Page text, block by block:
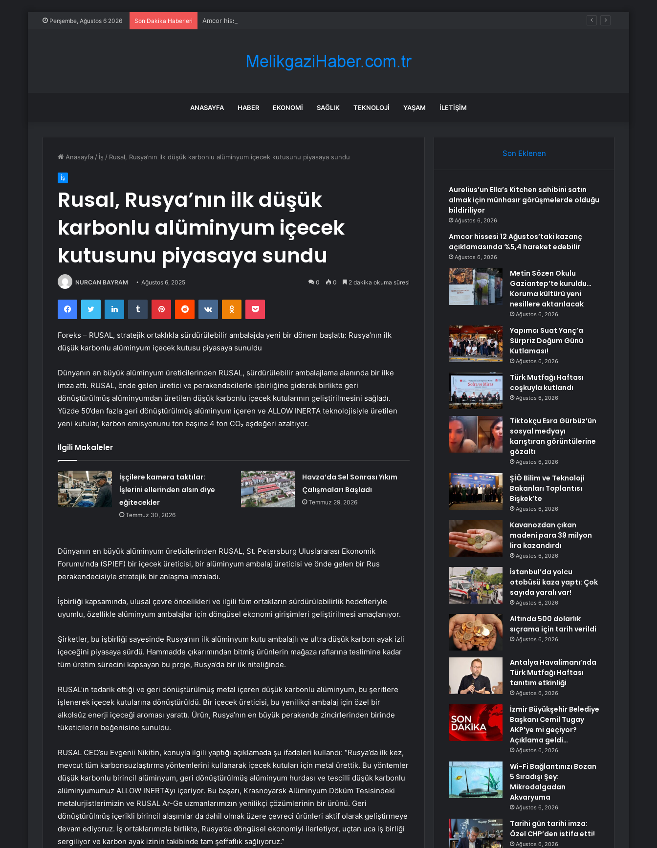
Perşembe, Ağustos 6 2026 Son Dakika Haberleri Amcor hissesi 12 Ağustos’taki kazanç açıklamasında %5,4 hareket edebilir
ANASAYFA HABER EKONOMI SAĞLIK TEKNOLOJI YAŞAM İLETIŞIM
Anasayfa / İş / Rusal, Rusya’nın ilk düşük karbonlu alüminyum içecek kutusunu piyasaya sundu
İş
Rusal, Rusya’nın ilk düşük
karbonlu alüminyum içecek
kutusunu piyasaya sundu
NURCAN BAYRAM Ağustos 6, 2025 0 0 2 dakika okuma süresi
FacebookTwitter LinkedInTumblr PinterestReddit VKontakteOdnoklassniki
Pocket
Foreks – RUSAL, stratejik ortaklıkla sürdürülebilir ambalajda yeni bir dönem başlattı: Rusya’nın ilk
düşük karbonlu alüminyum içecek kutusu piyasaya sunuldu
Dünyanın en büyük alüminyum üreticilerinden RUSAL, sürdürülebilir ambalajlama alanında bir ilke
imza attı. RUSAL, önde gelen üretici ve perakendecilerle işbirliğine giderek birlikte geri
dönüştürülmüş alüminyumdan üretilen düşük karbonlu içecek kutularının geliştirilmesini sağladı.
Yüzde 50’den fazla geri dönüştürülmüş alüminyum içeren ve ALLOW INERTA teknolojisiyle üretilen
yeni kutular, karbon emisyonunu ton başına 4 ton CO₂ eşdeğeri azaltıyor.
İlgili Makaleler
İşçilere kamera taktılar:
İşlerini ellerinden alsın diye
eğitecekler
Temmuz 30, 2026
Havza’da Sel Sonrası Yıkım
Çalışmaları Başladı
Temmuz 29, 2026
Dünyanın en büyük alüminyum üreticilerinden RUSAL, St. Petersburg Uluslararası Ekonomik
Forumu’nda (SPIEF) bir içecek üreticisi, bir alüminyum ambalaj üreticisi ve önde gelen bir Rus
perakendecisiyle stratejik bir anlaşma imzaladı.
İşbirliği kapsamında, ulusal çevre öncelikleri ve ilgili tüm ortakların sürdürülebilirlik hedefleriyle
uyumlu, özellikle alüminyum ambalajlar için döngüsel ekonomi girişimleri geliştirilmesi amaçlanıyor.
Şirketler, bu işbirliği sayesinde Rusya’nın ilk alüminyum kutu ambalajlı ve ultra düşük karbon ayak izli
içeceğini piyasaya sürdü. Hammadde çıkarımından bitmiş ürünlerin mağaza raflarına teslimine kadar
tüm üretim sürecini kapsayan bu proje, Rusya’da bir ilk niteliğinde.
RUSAL’ın tedarik ettiği ve geri dönüştürülmüş metal içeren düşük karbonlu alüminyum, bu şeritlere
işlenerek içecek kutularına dönüştürüldü. Bir içecek üreticisi, bu yenilikçi ambalaj için özel bir
alkolsüz enerji içeceği aroması yarattı. Ürün, Rusya’nın en büyük perakende zincirlerinden birinde
tüketicilerin beğenisine sunuldu.
RUSAL CEO’su Evgenii Nikitin, konuyla ilgili yaptığı açıklamada şu ifadeleri kullandı: “Rusya’da ilk kez,
mevcut tüm karbonsuzlaştırma yöntemlerini kullanarak içecek kutuları için metal ürettik. Bu yöntemler
düşük karbonlu birincil alüminyum, geri dönüştürülmüş alüminyum hurdası ve tescilli düşük karbonlu
alüminyumumuz ALLOW INERTA’yı içeriyor. Bu başarı, Krasnoyarsk Alüminyum Döküm Tesisindeki
metalurjistlerimizin ve RUSAL Ar-Ge uzmanlarımızın yenilikçi çözümlerinin bir ürünü. Geri
dönüştürülmüş içerikli birincil alaşımlar da dahil olmak üzere çevreci ürünleri aktif olarak geliştirmeye
devam ediyoruz. İş ortaklarımızla birlikte, Rusya’da döngüsel ekonomiyi ilerletiyor, uçtan uca iş birliği
sergiliyor ve karbon ayak izinin takibinde tam şeffaflık sağlıyoruz.”
Son Eklenen
Aurelius’un Ella’s Kitchen sahibini satın
almak için münhasır görüşmelerde olduğu
bildiriliyor
Ağustos 6, 2026
Amcor hissesi 12 Ağustos’taki kazanç
açıklamasında %5,4 hareket edebilir
Ağustos 6, 2026
Metin Sözen Okulu
Gaziantep’te kuruldu…
Koruma kültürü yeni
nesillere aktarılacak
Ağustos 6, 2026
Yapımcı Suat Yanç’a
Sürpriz Doğum Günü
Kutlaması!
Ağustos 6, 2026
Türk Mutfağı Haftası
coşkuyla kutlandı
Ağustos 6, 2026
Tiktokçu Esra Gürbüz’ün
sosyal medyayı
karıştıran görüntülerine
gözaltı
Ağustos 6, 2026
ŞİÖ Bilim ve Teknoloji
Bakanları Toplantısı
Bişkek’te
Ağustos 6, 2026
Kavanozdan çıkan
madeni para 39 milyon
lira kazandırdı
Ağustos 6, 2026
İstanbul’da yolcu
otobüsü kaza yaptı: Çok
sayıda yaralı var!
Ağustos 6, 2026
Altında 500 dolarlık
sıçrama için tarih verildi
Ağustos 6, 2026
Antalya Havalimanı’nda
Türk Mutfağı Haftası
tanıtım etkinliği
Ağustos 6, 2026
İzmir Büyükşehir Belediye
Başkanı Cemil Tugay
AKP’ye mi geçiyor?
Açıklama geldi…
Ağustos 6, 2026
Wi-Fi Bağlantınızı Bozan
5 Sıradışı Şey:
Mikrodalgadan
Akvaryuma
Ağustos 6, 2026
Tarihi gün tarihi imza:
Özel CHP’den istifa etti!
Ağustos 6, 2026